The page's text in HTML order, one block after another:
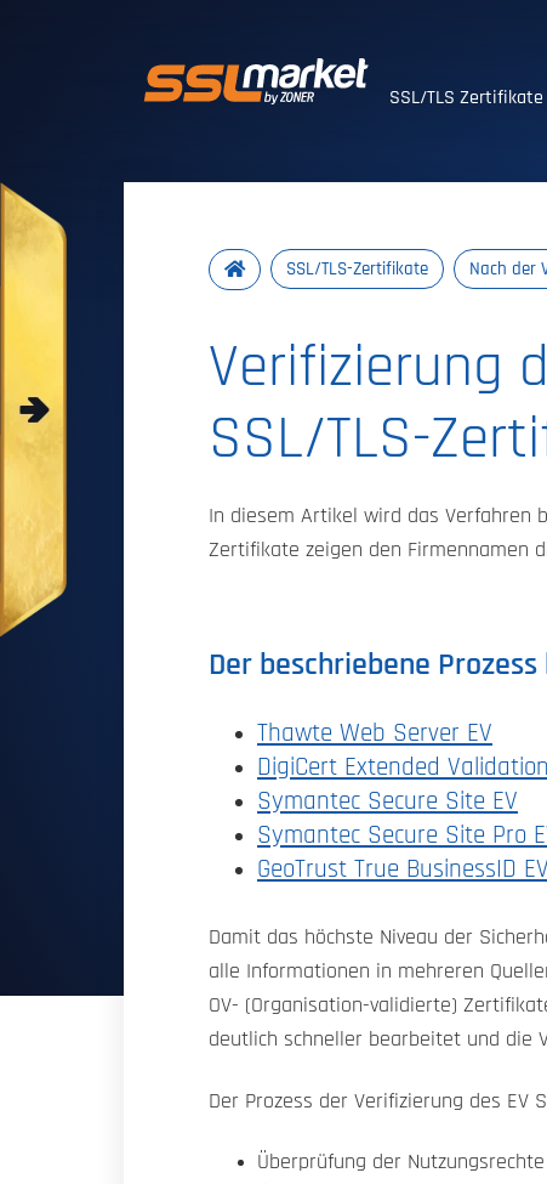
SSL/TLS Zertifikate
SSL/TLS-Zertifikate Nach der
Verifizierung
SSL/TLS-
In diesem Artikel wird das Verfahren
Zertifikate zeigen den Firmennamen
Der beschriebene
Thawte Web Server EV
DigiCert Extended
Symantec Secure Site EV
Symantec Secure Site Pro
GeoTrust True BusinessID EV
Damit das höchste Niveau der
alle Informationen in mehreren
OV- (Organisation-validierte)
deutlich schneller bearbeitet und die
Der Prozess der Verifizierung des
Überprüfung der